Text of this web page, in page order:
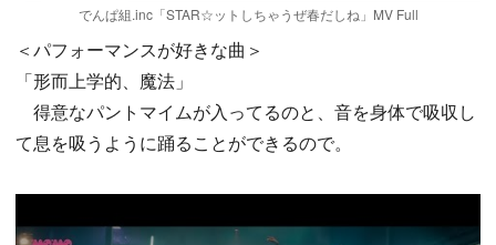
でんぱ組.inc「STAR☆ットしちゃうぜ春だしね」MV Full
＜パフォーマンスが好きな曲＞
「形而上学的、魔法」
得意なパントマイムが入ってるのと、音を身体で吸収し
て息を吸うように踊ることができるので。